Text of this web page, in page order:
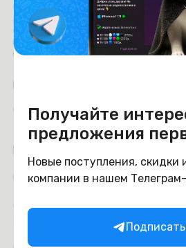
Получайте
предложения
Новые поступления, скидки
компании в нашем
Время работы с 9:00 до 21:00
г. Минск, пр-т. Независимости, д.94
4.6 из 5
Оплата